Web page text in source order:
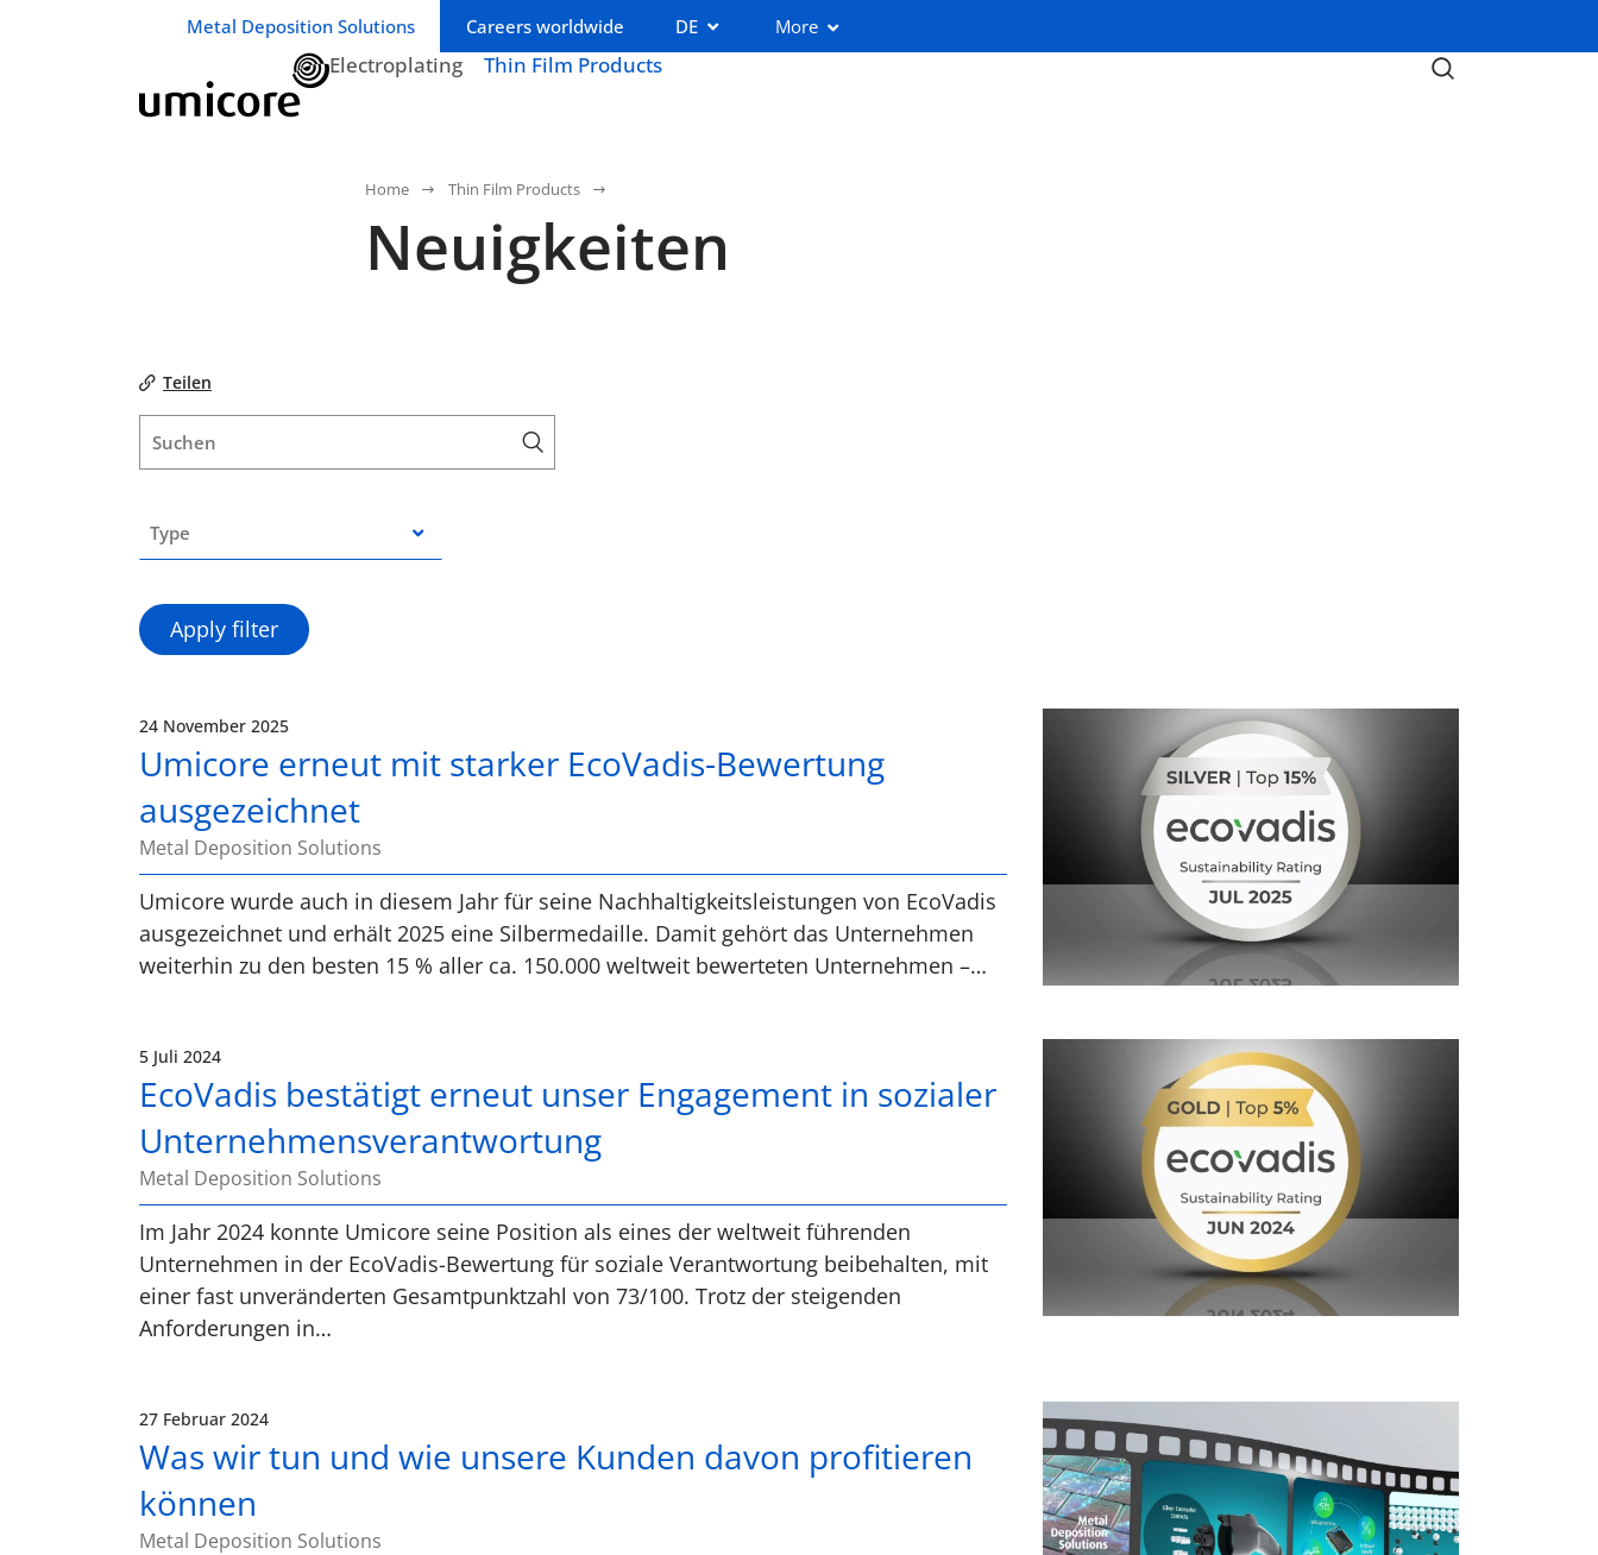
Geschäftsbereich / Abteilung:
Metal Deposition Solutions Careers worldwide DE More
Electroplating Thin Film Products
Home Thin Film Products
Neuigkeiten
Teilen
24 November 2025
Umicore erneut mit starker EcoVadis-Bewertung
ausgezeichnet
Metal Deposition Solutions
Umicore wurde auch in diesem Jahr für seine Nachhaltigkeitsleistungen von EcoVadis
ausgezeichnet und erhält 2025 eine Silbermedaille. Damit gehört das Unternehmen
weiterhin zu den besten 15 % aller ca. 150.000 weltweit bewerteten Unternehmen –…
5 Juli 2024
EcoVadis bestätigt erneut unser Engagement in sozialer
Unternehmensverantwortung
Metal Deposition Solutions
Im Jahr 2024 konnte Umicore seine Position als eines der weltweit führenden
Unternehmen in der EcoVadis-Bewertung für soziale Verantwortung beibehalten, mit
einer fast unveränderten Gesamtpunktzahl von 73/100. Trotz der steigenden
Anforderungen in…
27 Februar 2024
Was wir tun und wie unsere Kunden davon profitieren
können
Metal Deposition Solutions